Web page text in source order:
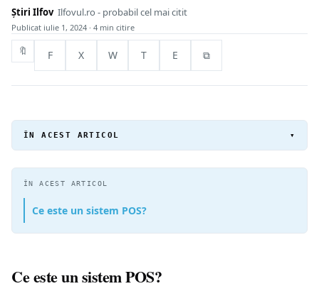
Știri Ilfov Ilfovul.ro - probabil cel mai citit
Publicat iulie 1, 2024 · 4 min citire
🔖 F X W T E ⧉
ÎN ACEST ARTICOL ▾
Ce este un sistem POS?
ÎN ACEST ARTICOL
Ce este un sistem POS?